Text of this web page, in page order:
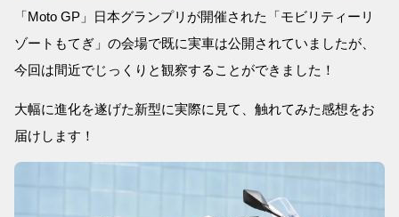
「Moto GP」日本グランプリが開催された「モビリティーリ
ゾートもてぎ」の会場で既に実車は公開されていましたが、
今回は間近でじっくりと観察することができました！
大幅に進化を遂げた新型に実際に見て、触れてみた感想をお
届けします！